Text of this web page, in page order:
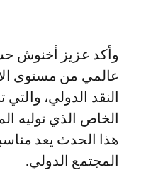
وأكد عزيز أخنوش
عالمي من مستوى
الخاص الذي توليه
هذا الحدث يعد
المجتمع الدولي.